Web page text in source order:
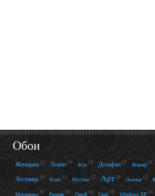
Обои
Женщина 21 Лежит 20 Жук 14 Дельфин 17 Жираф 16
Лестница 19 Конь 13 Мустанг 12 Арт 29 Львица 12
Мордашка 16 Рыжая 15 Герой 16 Гриб 13 Windows XP 16